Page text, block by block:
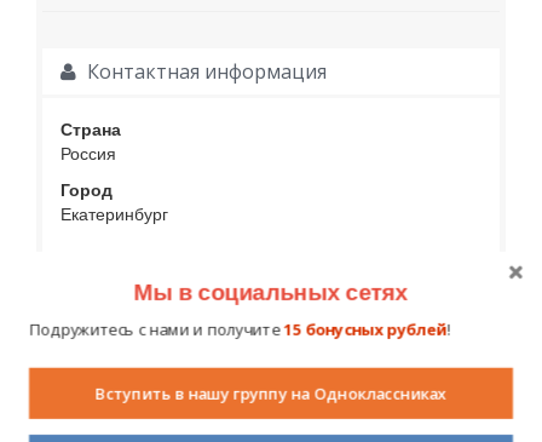
Контактная информация
Страна
Россия
Город
Екатеринбург
Социальные контакты
Мы в социальных сетях
Подружитесь с нами и получите15 бонусных рублей!
Вступить в нашу группу на Одноклассниках